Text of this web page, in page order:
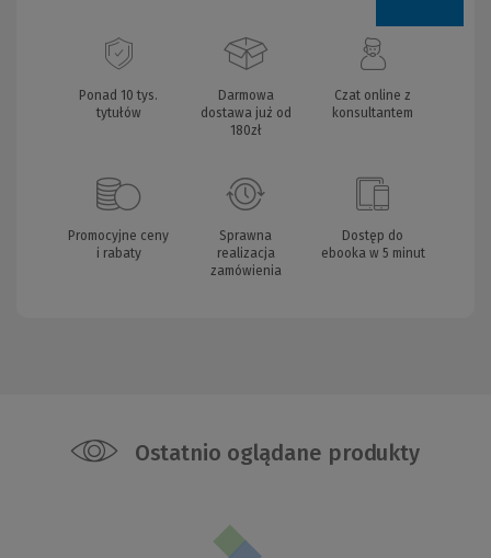
Ponad 10 tys.
tytułów
Darmowa
dostawa już od
180zł
Czat online z
konsultantem
Promocyjne ceny
i rabaty
Sprawna
realizacja
zamówienia
Dostęp do
ebooka w 5 minut
Ostatnio oglądane produkty